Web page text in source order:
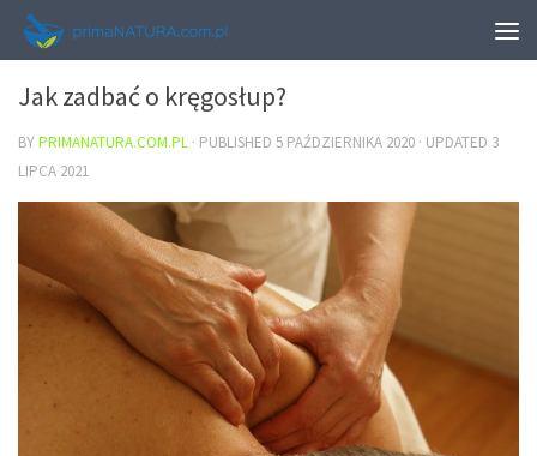
ZDROWIE
Jak zadbać o kręgosłup?
BYPRIMANATURA.COM.PL · PUBLISHED 5 PAŹDZIERNIKA 2020 · UPDATED 3
LIPCA 2021